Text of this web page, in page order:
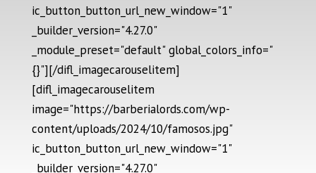
ic_button_button_url_new_window="1"
_builder_version="4.27.0"
_module_preset="default" global_colors_info="
{}"][/difl_imagecarouselitem]
[difl_imagecarouselitem
image="https://barberialords.com/wp-
content/uploads/2024/10/famosos.jpg"
ic_button_button_url_new_window="1"
_builder_version="4.27.0"